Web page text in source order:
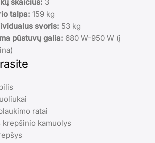
talpa: 159 kg
svoris: 53 kg
pūstuvų galia: 680 W-950 W (į
ratai
krepšinio kamuolys